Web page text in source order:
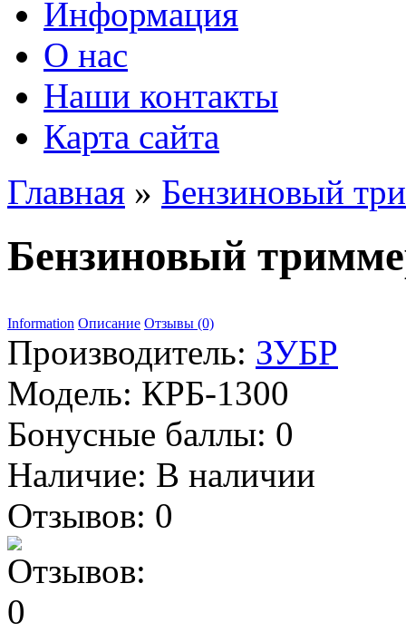
Информация
О нас
Наши контакты
Карта сайта
Главная » Бензиновый
Бензиновый
Information Описание Отзывы (0)
Производитель: ЗУБР
Модель: КРБ-1300
Бонусные баллы: 0
Наличие: В наличии
Отзывов: 0